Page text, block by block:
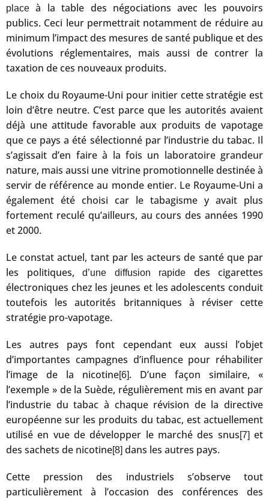
place à la table des négociations avec les pouvoirs
publics. Ceci leur permettrait notamment de réduire au
minimum l’impact des mesures de santé publique et des
évolutions réglementaires, mais aussi de contrer la
taxation de ces nouveaux produits.
Le choix du Royaume-Uni pour initier cette stratégie est
loin d’être neutre. C’est parce que les autorités avaient
déjà une attitude favorable aux produits de vapotage
que ce pays a été sélectionné par l’industrie du tabac. Il
s’agissait d’en faire à la fois un laboratoire grandeur
nature, mais aussi une vitrine promotionnelle destinée à
servir de référence au monde entier. Le Royaume-Uni a
également été choisi car le tabagisme y avait plus
fortement reculé qu’ailleurs, au cours des années 1990
et 2000.
Le constat actuel, tant par les acteurs de santé que par
les politiques,
d’une diffusion rapide
des cigarettes
électroniques chez les jeunes et les adolescents conduit
toutefois les autorités britanniques à réviser cette
stratégie pro-vapotage.
Les autres pays font cependant eux aussi l’objet
d’importantes campagnes d’influence pour réhabiliter
l’image de la nicotine[6]. D’une façon similaire, «
l’exemple » de la Suède, régulièrement mis en avant par
l’industrie du tabac à chaque révision de la directive
européenne sur les produits du tabac, est actuellement
utilisé en vue de développer le marché des snus[7]et
des sachets de nicotine[8] dans les autres pays.
Cette pression des industriels s’observe tout
particulièrement à l’occasion des conférences des